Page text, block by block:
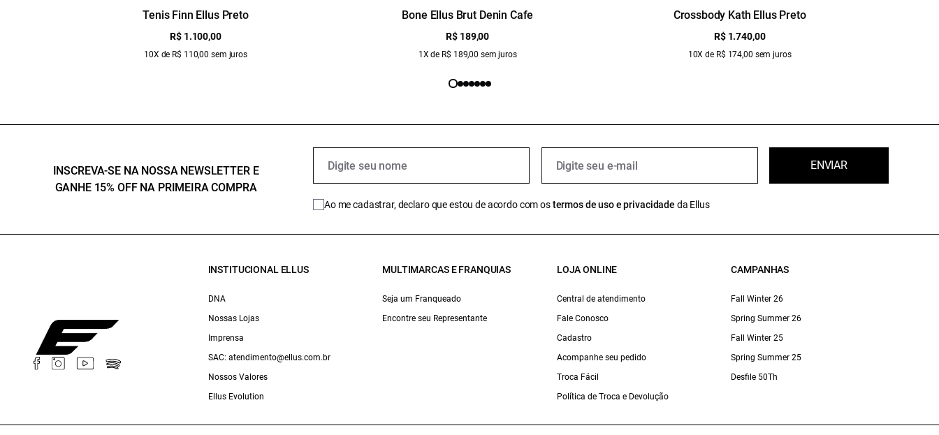
Tenis Finn Ellus Preto
R$ 1.100,00
10X de R$ 110,00 sem juros
Bone Ellus Brut Denin Cafe
R$ 189,00
1X de R$ 189,00 sem juros
Crossbody Kath Ellus Preto
R$ 1.740,00
10X de R$ 174,00 sem juros
INSCREVA-SE NA NOSSA NEWSLETTER E
GANHE 15% OFF NA PRIMEIRA COMPRA
ENVIAR
Ao me cadastrar, declaro que estou de acordo com ostermos de uso e privacidade da Ellus
INSTITUCIONAL ELLUS
DNA
Nossas Lojas
Imprensa
SAC: atendimento@ellus.com.br
Nossos Valores
Ellus Evolution
MULTIMARCAS E FRANQUIAS
Seja um Franqueado
Encontre seu Representante
LOJA ONLINE
Central de atendimento
Fale Conosco
Cadastro
Acompanhe seu pedido
Troca Fácil
Política de Troca e Devolução
CAMPANHAS
Fall Winter 26
Spring Summer 26
Fall Winter 25
Spring Summer 25
Desfile 50Th